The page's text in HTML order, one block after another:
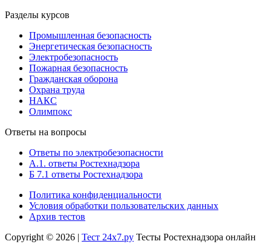
Разделы курсов
Промышленная безопасность
Энергетическая безопасность
Электробезопасность
Пожарная безопасность
Гражданская оборона
Охрана труда
НАКС
Олимпокс
Ответы на вопросы
Ответы по электробезопасности
А.1. ответы Ростехнадзора
Б 7.1 ответы Ростехнадзора
Политика конфиденциальности
Условия обработки пользовательских данных
Архив тестов
Copyright © 2026 | Тест 24х7.ру Тесты Ростехнадзора онлайн